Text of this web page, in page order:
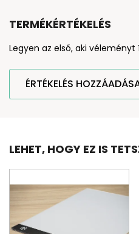
TERMÉKÉRTÉKELÉS
Legyen az első, aki
ÉRTÉKELÉS
LEHET, HOGY EZ IS